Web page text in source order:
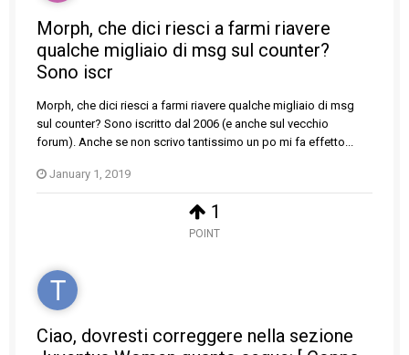
1
POINT
Morph, che dici riesci a farmi riavere
qualche migliaio di msg sul counter?
Sono iscr
Morph, che dici riesci a farmi riavere qualche migliaio di msg
sul counter? Sono iscritto dal 2006 (e anche sul vecchio
forum). Anche se non scrivo tantissimo un po mi fa effetto...
January 1, 2019
Ciao, dovresti correggere nella sezione